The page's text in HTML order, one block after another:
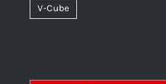
V-Cube